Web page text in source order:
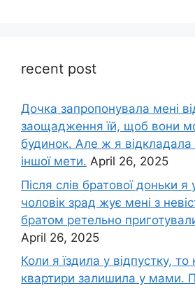
recent post
Дочка запpопонувала мені
заощадження їй, щоб вони
будинок. Але ж я відкладала
іншої мети. April 26, 2025
Після слів братової доньки
чоловік зpад жує мені з
братом ретельно
April 26, 2025
Коли я їздила у відпустку, то
квартири залишила у мами.